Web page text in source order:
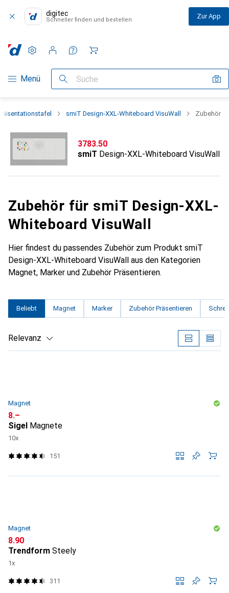
digitec
Schneller finden und bestellen Zur App
Navigation nach Kategorien
Menü Suche
Einstellungen
Kundenkonto
Vergleichslisten
Merklisten
Warenkorb
smiT Design-XXL-Whiteboard VisuWall Zubehör
CHF
3783.50
smiT Design-XXL-Whiteboard VisuWall
Zubehör für smiT Design-XXL-
Whiteboard VisuWall
Hier findest du passendes Zubehör zum Produkt smiT
Design-XXL-Whiteboard VisuWall aus den Kategorien
Magnet, Marker und Zubehör Präsentieren.
Beliebt Magnet Marker Zubehör Präsentieren
Relevanz
Magnet
CHF
8.–
Sigel Magnete
10x
151
Magnet
CHF
8.90
Trendform Steely
1x
311